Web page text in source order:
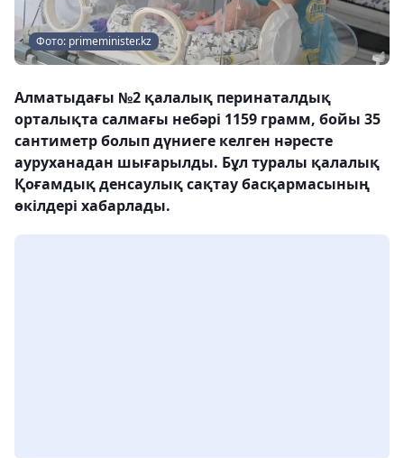
Фото: primeminister.kz
Алматыдағы №2 қалалық перинаталдық
орталықта салмағы небәрі 1159 грамм, бойы 35
сантиметр болып дүниеге келген нәресте
ауруханадан шығарылды. Бұл туралы қалалық
Қоғамдық денсаулық сақтау басқармасының
өкілдері хабарлады.